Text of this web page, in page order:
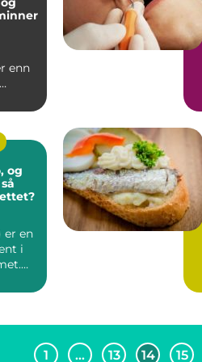
enn
og
er en
i
1 … 13 14 15